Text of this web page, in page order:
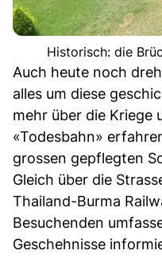
Historisch: die
Auch heute noch
alles um diese
mehr über die Kriege
«Todesbahn»
grossen gepflegten
Gleich über die
Thailand-Burma
Besuchenden
Geschehnisse